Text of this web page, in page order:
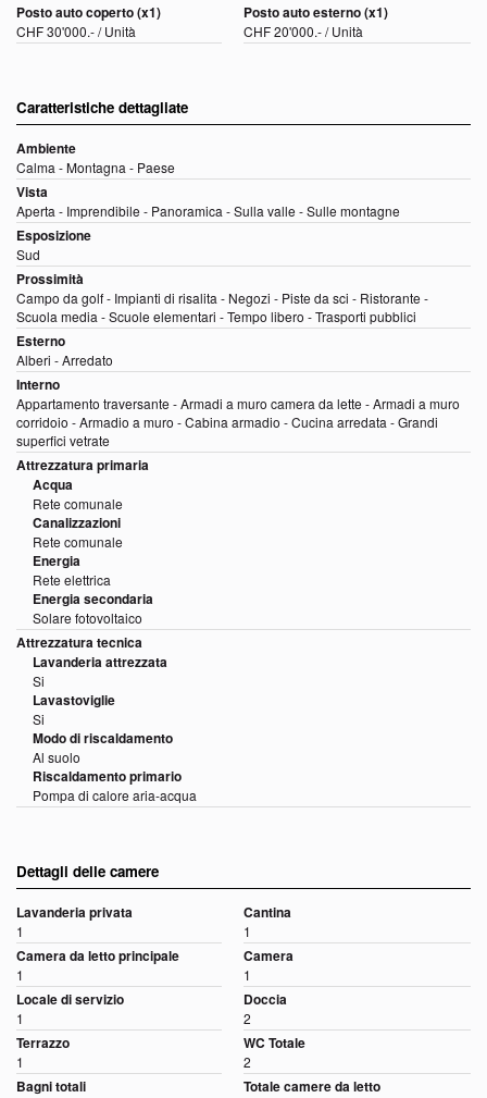
Posto auto coperto (x1)
CHF 30'000.- / Unità
Posto auto esterno (x1)
CHF 20'000.- / Unità
Caratteristiche dettagliate
Ambiente
Calma - Montagna - Paese
Vista
Aperta - Imprendibile - Panoramica - Sulla valle - Sulle montagne
Esposizione
Sud
Prossimità
Campo da golf - Impianti di risalita - Negozi - Piste da sci - Ristorante -
Scuola media - Scuole elementari - Tempo libero - Trasporti pubblici
Esterno
Alberi - Arredato
Interno
Appartamento traversante - Armadi a muro camera da lette - Armadi a muro
corridoio - Armadio a muro - Cabina armadio - Cucina arredata - Grandi
superfici vetrate
Attrezzatura primaria
Acqua
Rete comunale
Canalizzazioni
Rete comunale
Energia
Rete elettrica
Energia secondaria
Solare fotovoltaico
Attrezzatura tecnica
Lavanderia attrezzata
Si
Lavastoviglie
Si
Modo di riscaldamento
Al suolo
Riscaldamento primario
Pompa di calore aria-acqua
Dettagli delle camere
Lavanderia privata
1
Cantina
1
Camera da letto principale
1
Camera
1
Locale di servizio
1
Doccia
2
Terrazzo
1
WC Totale
2
Bagni totali Totale camere da letto